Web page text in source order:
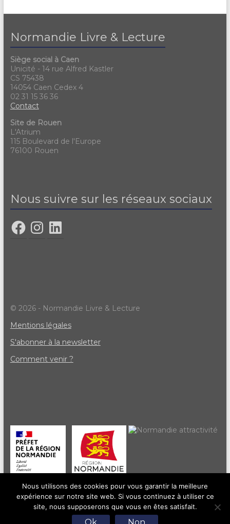
Normandie Livre & Lecture
Siège social à Caen
Unicité - 14 rue Alfred Kastler
CS 75438
14054 Caen Cedex 4
02 31 15 36 36
Contact
Site de Rouen
L'Atrium
115 Boulevard de l'Europe
76100 Rouen
Nous suivre sur les réseaux sociaux
© 2026 - Normandie Livre & Lecture
Mentions légales
S'abonner à la newsletter
Comment venir ?
Nous utilisons des cookies pour vous garantir la meilleure
expérience sur notre site web. Si vous continuez à utiliser ce
site, nous supposerons que vous en êtes satisfait.